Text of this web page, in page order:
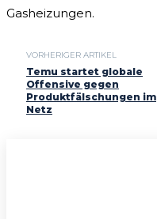
Gasheizungen.
VORHERIGER ARTIKEL
Temu startet globale
Offensive gegen
Produktfälschungen im
Netz